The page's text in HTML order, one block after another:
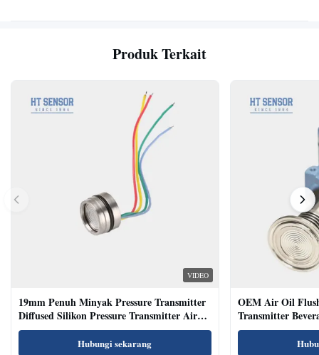
Produk Terkait
VIDEO
19mm Penuh Minyak Pressure Transmitter
Diffused Silikon Pressure Transmitter Air
Oil Test
Hubungi sekarang
OEM Air Oil
Transmitter
Sensor